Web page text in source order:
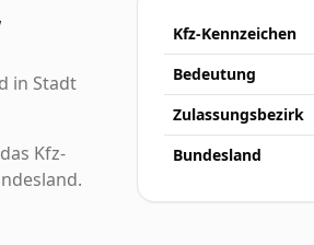
in Stadt
Kfz-
Kfz-Kennzeichen
Bedeutung
Zulassungsbezirk
Bundesland